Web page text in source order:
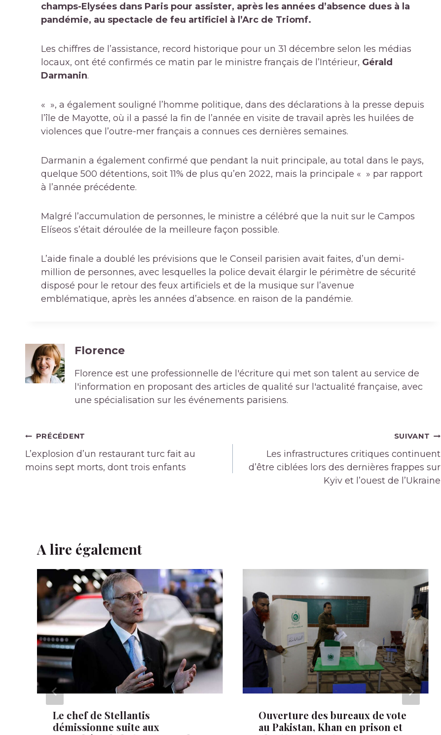
champs-Elysées dans Paris pour assister, après les années d’absence dues à la
pandémie, au spectacle de feu artificiel à l’Arc de Triomf.
Les chiffres de l’assistance, record historique pour un 31 décembre selon les médias
locaux, ont été confirmés ce matin par le ministre français de l’Intérieur, Gérald
Darmanin.
« », a également souligné l’homme politique, dans des déclarations à la presse depuis
l’île de Mayotte, où il a passé la fin de l’année en visite de travail après les huilées de
violences que l’outre-mer français a connues ces dernières semaines.
Darmanin a également confirmé que pendant la nuit principale, au total dans le pays,
quelque 500 détentions, soit 11% de plus qu’en 2022, mais la principale « » par rapport
à l’année précédente.
Malgré l’accumulation de personnes, le ministre a célébré que la nuit sur le Campos
Elíseos s’était déroulée de la meilleure façon possible.
L’aide finale a doublé les prévisions que le Conseil parisien avait faites, d’un demi-
million de personnes, avec lesquelles la police devait élargir le périmètre de sécurité
disposé pour le retour des feux artificiels et de la musique sur l’avenue
emblématique, après les années d’absence. en raison de la pandémie.
Florence
Florence est une professionnelle de l'écriture qui met son talent au service de
l'information en proposant des articles de qualité sur l'actualité française, avec
une spécialisation sur les événements parisiens.
Navigation
de
l’article
PRÉCÉDENT
L’explosion d’un restaurant turc fait au
moins sept morts, dont trois enfants
SUIVANT
Les infrastructures critiques continuent
d’être ciblées lors des dernières frappes sur
Kyiv et l’ouest de l’Ukraine
A lire également
Le chef de Stellantis
démissionne suite aux
Ouverture des bureaux de vote
au Pakistan, Khan en prison et